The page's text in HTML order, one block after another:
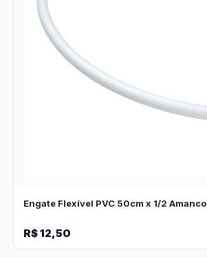
Engate Flexível PVC 50cm x 1/2 Amanco
R$ 12,50